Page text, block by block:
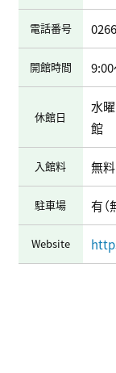
電話番号
開館時間
休館日
水曜
館
入館料 無料
駐車場 有（
Website